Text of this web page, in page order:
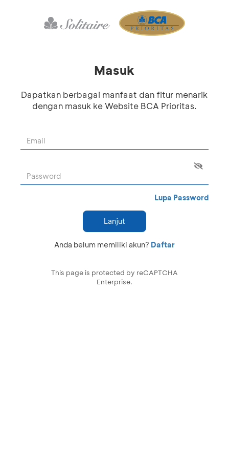
Masuk
Dapatkan berbagai manfaat dan fitur menarik
dengan masuk ke Website BCA Prioritas.
Lupa Password
Lanjut
Anda belum memiliki akun? Daftar
This page is protected by reCAPTCHA
Enterprise.